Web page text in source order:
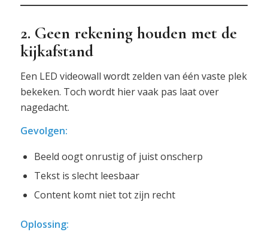
2. Geen rekening houden met de
kijkafstand
Een LED videowall wordt zelden van één vaste plek
bekeken. Toch wordt hier vaak pas laat over
nagedacht.
Gevolgen:
Beeld oogt onrustig of juist onscherp
Tekst is slecht leesbaar
Content komt niet tot zijn recht
Oplossing: